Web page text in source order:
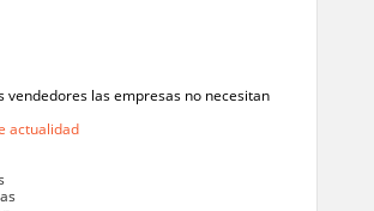
vendedores las empresas no necesitan
actualidad